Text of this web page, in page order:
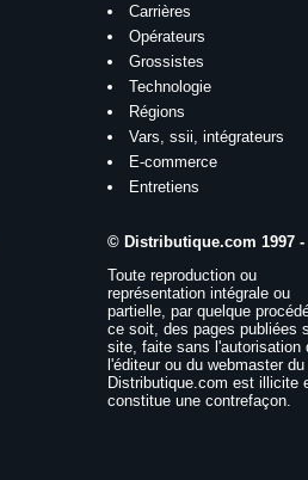
Carrières
Opérateurs
Grossistes
Technologie
Régions
Vars, ssii, intégrateurs
E-commerce
Entretiens
© Distributique.com 1997 -
Toute reproduction ou
représentation intégrale ou
partielle, par quelque
ce soit, des pages publiées
site, faite sans l'autorisation
l'éditeur ou du webmaster
Distributique.com est illicite
constitue une contrefaçon.